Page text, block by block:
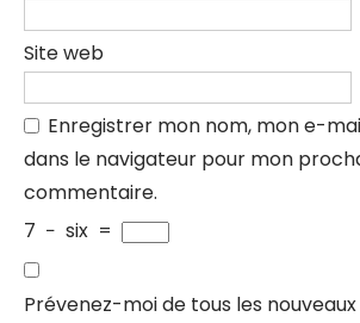
Site web
Enregistrer mon nom, mon e-
dans le navigateur pour mon
commentaire.
7 − six =
Prévenez-moi de tous les